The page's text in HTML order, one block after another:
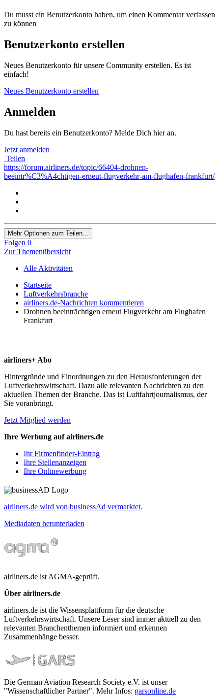
Du musst ein Benutzerkonto haben, um einen Kommentar verfassen
zu können
Benutzerkonto erstellen
Neues Benutzerkonto für unsere Community erstellen. Es ist
einfach!
Neues Benutzerkonto erstellen
Anmelden
Du hast bereits ein Benutzerkonto? Melde Dich hier an.
Jetzt anmelden
Teilen
https://forum.airliners.de/topic/66404-drohnen-
beeintr%C3%A4chtigen-erneut-flugverkehr-am-flughafen-frankfurt/
Mehr Optionen zum Teilen...
Folgen 0
Zur Themenübersicht
Alle Aktivitäten
Startseite
Luftverkehrsbranche
airliners.de-Nachrichten kommentieren
Drohnen beeinträchtigen erneut Flugverkehr am Flughafen
Frankfurt
airliners+ Abo
Hintergründe und Einordnungen zu den Herausforderungen der
Luftverkehrswirtschaft. Dazu alle relevanten Nachrichten zu den
aktuellen Themen der Branche. Das ist Luftfahrtjournalismus, der
Sie voranbringt.
Jetzt Mitglied werden
Ihre Werbung auf airliners.de
Ihr Firmenfinder-Eintrag
Ihre Stellenanzeigen
Ihre Onlinewerbung
airliners.de wird von businessAd vermarktet.
Mediadaten herunterladen
airliners.de ist AGMA-geprüft.
Über airliners.de
airliners.de ist die Wissensplattform für die deutsche
Luftverkehrswirtschaft. Unsere Leser sind immer aktuell zu den
relevanten Branchenthemen informiert und erkennen
Zusammenhänge besser.
Die German Aviation Research Society e.V. ist unser
"Wissenschaftlicher Partner". Mehr Infos: garsonline.de